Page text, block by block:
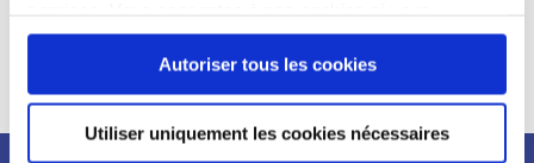
continuez à utiliser notre site Web.
Autoriser tous les cookies
Utiliser uniquement les cookies nécessaires
recrutement